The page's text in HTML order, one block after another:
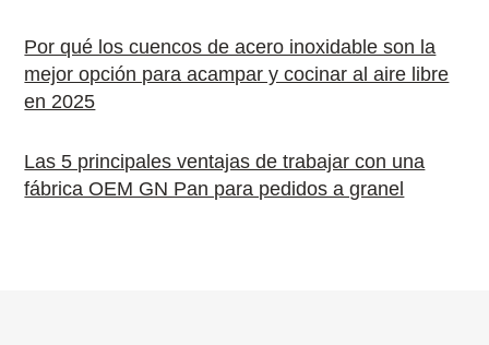
Por qué los cuencos de acero inoxidable son la
mejor opción para acampar y cocinar al aire libre
en 2025
Las 5 principales ventajas de trabajar con una
fábrica OEM GN Pan para pedidos a granel